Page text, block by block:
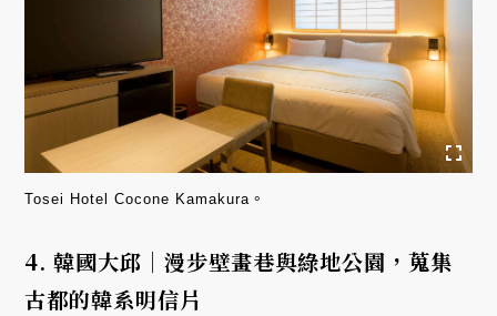
Tosei Hotel Cocone Kamakura。
4. 韓國大邱｜漫步壁畫巷與綠地公園，蒐集
古都的韓系明信片